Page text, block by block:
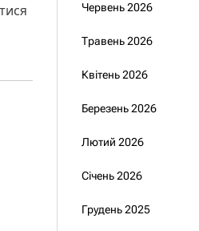
Червень 2026
Травень 2026
Квітень 2026
Березень 2026
Лютий 2026
Січень 2026
Грудень 2025